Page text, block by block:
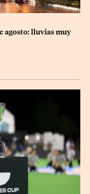
agosto: lluvias muy